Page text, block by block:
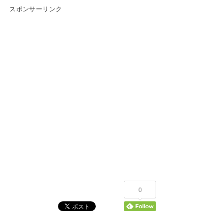
スポンサーリンク
0